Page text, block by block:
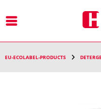
EU-ECOLABEL-PRODUCTS